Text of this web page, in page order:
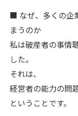
■ なぜ、多くの企
まうのか
私は破産者の事情
した。
それは、
経営者の能力の問
ということです。